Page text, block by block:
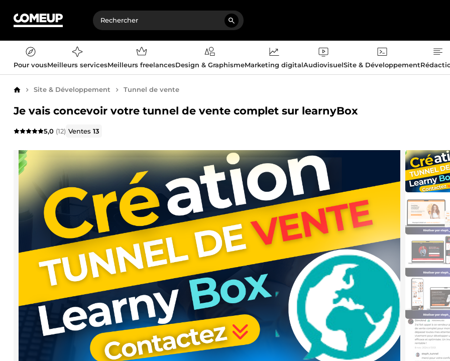
Pour vousMeilleurs servicesMeilleurs freelancesDesign & GraphismeMarketing digitalAudiovisuelSite & Développement
AccueilSite & Développement Tunnel de vente
Je vais concevoir votre tunnel de vente complet sur learnyBox
5,0 (12) Ventes13